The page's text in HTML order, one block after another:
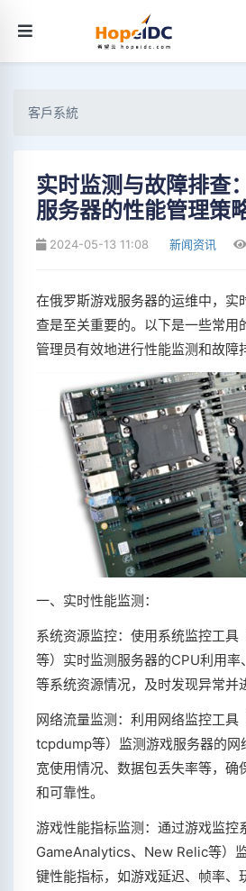
客戶系統
实时监测与故障排查
服务器的性能管理策
2024-05-13 11:08 新闻资讯
在俄罗斯游戏服务器的运维中，实
查是至关重要的。以下是一些常用
管理员有效地进行性能监测和故障
一、实时性能监测：
系统资源监控：使用系统监控工
等）实时监测服务器的CPU利用率
等系统资源情况，及时发现异常并
网络流量监测：利用网络监控工具
tcpdump等）监测游戏服务器的网
宽使用情况、数据包丢失率等，确
和可靠性。
游戏性能指标监测：通过游戏监控
GameAnalytics、New Relic等）
键性能指标，如游戏延迟、帧率、